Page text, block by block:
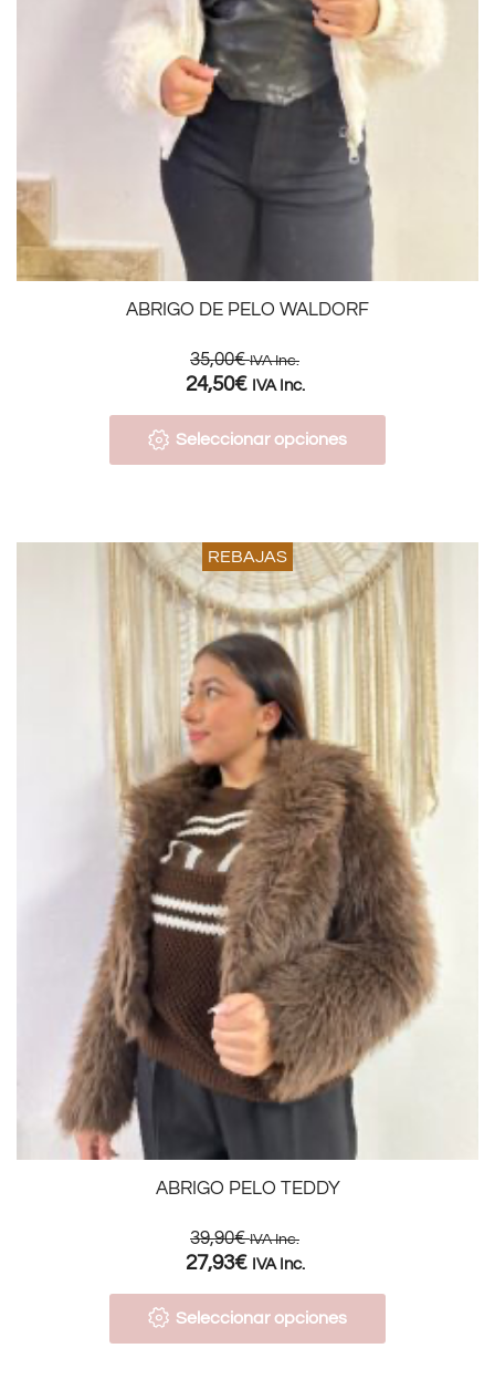
ABRIGO DE PELO WALDORF
35,00€ IVA Inc.
24,50€ IVA Inc.
Seleccionar opciones
REBAJAS
ABRIGO PELO TEDDY
39,90€ IVA Inc.
27,93€ IVA Inc.
Seleccionar opciones